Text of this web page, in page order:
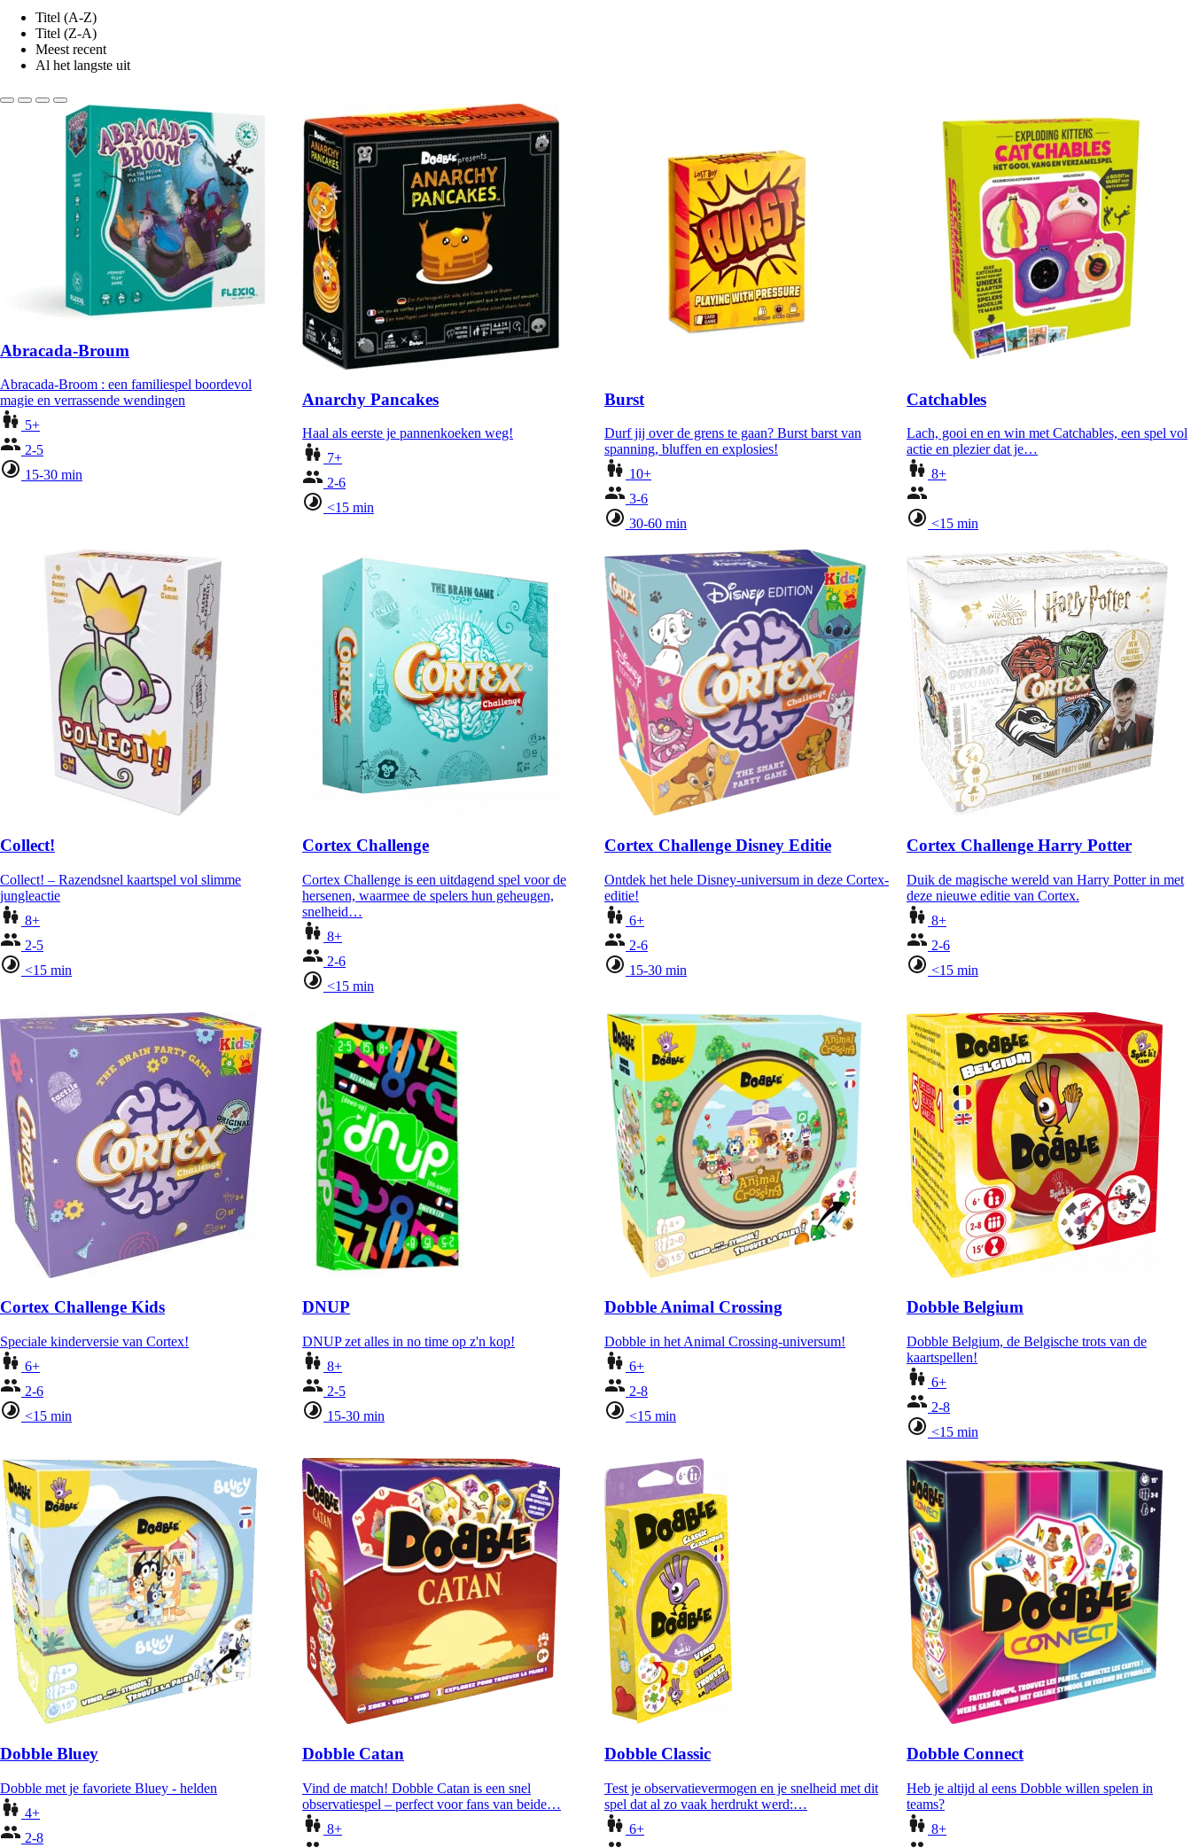
Titel (A-Z)
Titel (Z-A)
Meest recent
Al het langste uit
Abracada-Broum
Abracada-Broom : een familiespel boordevol
magie en verrassende wendingen
5+
2-5
15-30 min
Anarchy Pancakes
Haal als eerste je pannenkoeken weg!
7+
2-6
<15 min
Burst
Durf jij over de grens te gaan? Burst barst van
spanning, bluffen en explosies!
10+
3-6
30-60 min
Catchables
Lach, gooi en en win met Catchables, een spel vol
actie en plezier dat je…
8+
<15 min
Collect!
Collect! – Razendsnel kaartspel vol slimme
jungleactie
8+
2-5
<15 min
Cortex Challenge
Cortex Challenge is een uitdagend spel voor de
hersenen, waarmee de spelers hun geheugen,
snelheid…
8+
2-6
<15 min
Cortex Challenge Disney Editie
Ontdek het hele Disney-universum in deze Cortex-
editie!
6+
2-6
15-30 min
Cortex Challenge Harry Potter
Duik de magische wereld van Harry Potter in met
deze nieuwe editie van Cortex.
8+
2-6
<15 min
Cortex Challenge Kids
Speciale kinderversie van Cortex!
6+
2-6
<15 min
DNUP
DNUP zet alles in no time op z'n kop!
8+
2-5
15-30 min
Dobble Animal Crossing
Dobble in het Animal Crossing-universum!
6+
2-8
<15 min
Dobble Belgium
Dobble Belgium, de Belgische trots van de
kaartspellen!
6+
2-8
<15 min
Dobble Bluey
Dobble met je favoriete Bluey - helden
4+
2-8
Dobble Catan
Vind de match! Dobble Catan is een snel
observatiespel – perfect voor fans van beide…
8+
Dobble Classic
Test je observatievermogen en je snelheid met dit
spel dat al zo vaak herdrukt werd:…
6+
Dobble Connect
Heb je altijd al eens Dobble willen spelen in
teams?
8+